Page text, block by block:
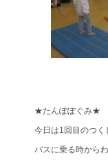
★たんぽぽぐみ★
今日は1回目のつく
バスに乗る時から